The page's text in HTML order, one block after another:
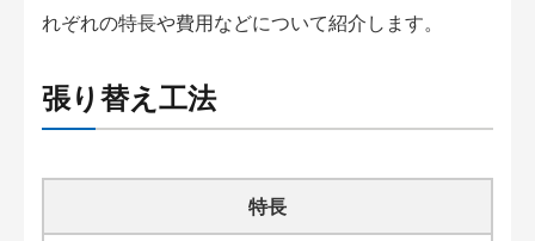
れぞれの特長や費用などについて紹介します。
張り替え工法
特長